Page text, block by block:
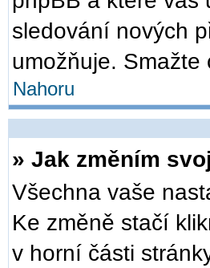
sledování nových
umožňuje.
Nahoru
» Jak změním
Všechna vaše
Ke změně stačí
v horní části